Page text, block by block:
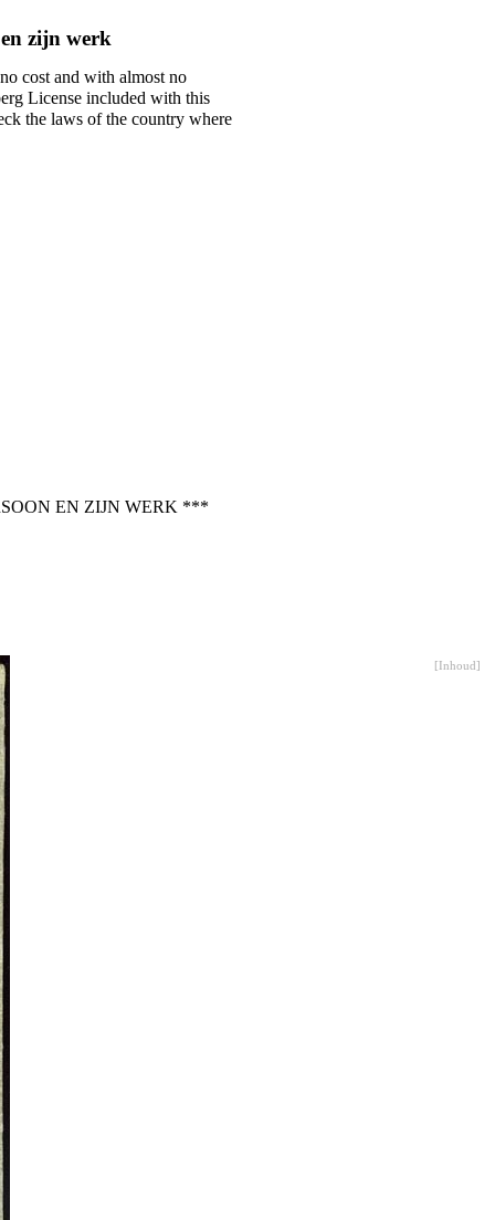
zijn werk
cost and with almost no
License included with this
the laws of the country where
EN ZIJN WERK ***
[Inhoud]